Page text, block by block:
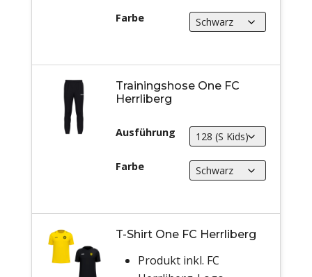
Farbe
Trainingshose One FC
Herrliberg
Ausführung
Farbe
T-Shirt One FC Herrliberg
Produkt inkl. FC